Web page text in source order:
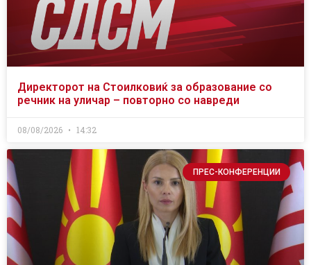
Директорот на Стоилковиќ за образование со
речник на уличар – повторно со навреди
08/08/2026 14:32
ПРЕС-КОНФЕРЕНЦИИ